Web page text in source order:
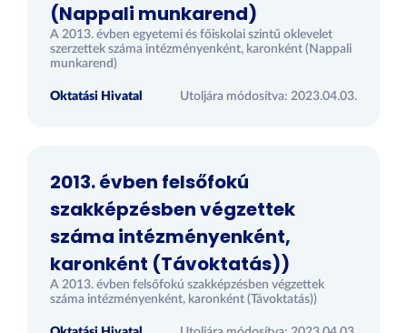
(Nappali munkarend)
A 2013. évben egyetemi és főiskolai szintű oklevelet
szerzettek száma intézményenként, karonként (Nappali
munkarend)
Oktatási Hivatal Utoljára módosítva: 2023.04.03.
2013. évben felsőfokú
szakképzésben végzettek
száma intézményenként,
karonként (Távoktatás))
A 2013. évben felsőfokú szakképzésben végzettek
száma intézményenként, karonként (Távoktatás))